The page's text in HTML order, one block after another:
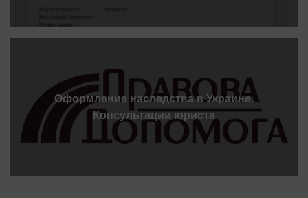
Оформление наследства в Украине.
Консультации юриста